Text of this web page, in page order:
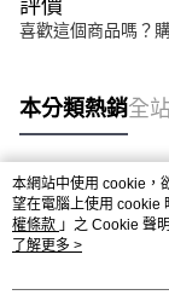
評價
喜歡這個商品嗎？
本分類熱銷全
熱門標籤
本網站中使用 cookie，
望在電腦上使用 cookie
權條款 」之 Cookie 聲
用條款之 Cookie 聲明使
了解更多 >